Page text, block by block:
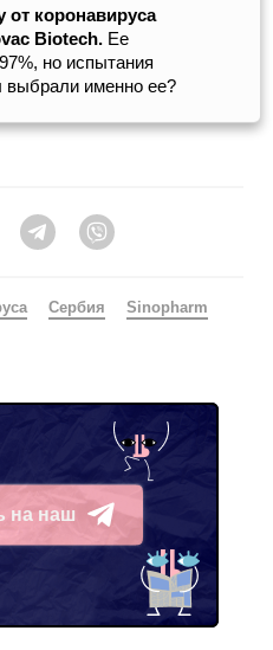
от коронавируса
Biotech. Ее
но испытания
именно ее?
Twitter Telegram
Сербия Sinopharm
на наш